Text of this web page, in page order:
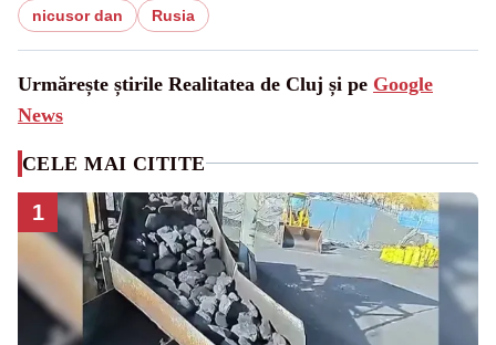
nicusor dan Rusia
Urmărește știrile Realitatea de Cluj și pe Google
News
CELE MAI CITITE
1